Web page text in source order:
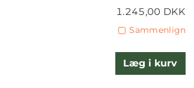
1.245,00 DKK
Sammenlign
Læg i kurv